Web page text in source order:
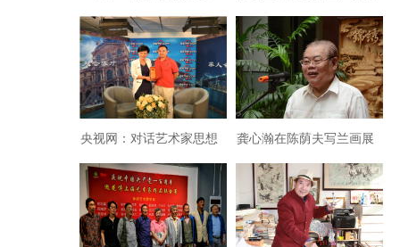
飞：法度驾驭历史创新时
代
央视网：对话艺术家思想
家刘浩锋：我们的文艺何
去何从
龚心瀚在陈荫夫写兰画展
的发言